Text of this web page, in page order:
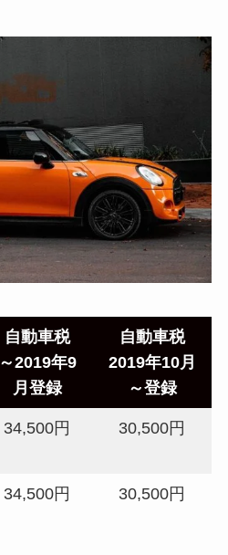
自動車税
～2019年9
月登録
自動車税
2019年10月
～登録
34,500円 30,500円
34,500円 30,500円